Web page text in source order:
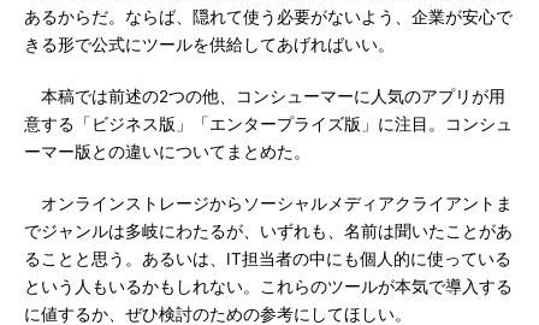
あるからだ。ならば、隠れて使う必要がないよう、企業が安心で
きる形で公式にツールを供給してあげればいい。
本稿では前述の2つの他、コンシューマーに人気のアプリが用
意する「ビジネス版」「エンタープライズ版」に注目。コンシュ
ーマー版との違いについてまとめた。
オンラインストレージからソーシャルメディアクライアントま
でジャンルは多岐にわたるが、いずれも、名前は聞いたことがあ
ることと思う。あるいは、IT担当者の中にも個人的に使っている
という人もいるかもしれない。これらのツールが本気で導入する
に値するか、ぜひ検討のための参考にしてほしい。